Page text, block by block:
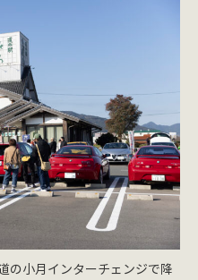
の小月インターチェンジで降